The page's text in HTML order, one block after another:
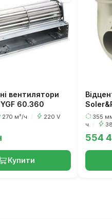
вентилятори
60.360
270 м³/ч 220 V
Купити
355
ч
554